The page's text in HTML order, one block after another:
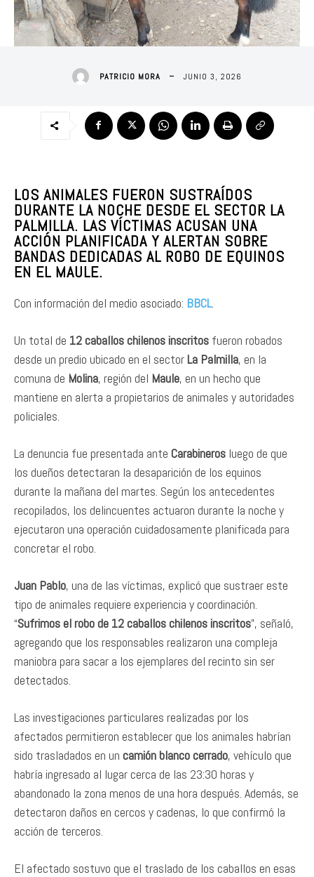
PATRICIO MORA JUNIO 3, 2026
LOS ANIMALES FUERON SUSTRAÍDOS
DURANTE LA NOCHE DESDE EL SECTOR LA
PALMILLA. LAS VÍCTIMAS ACUSAN UNA
ACCIÓN PLANIFICADA Y ALERTAN SOBRE
BANDAS DEDICADAS AL ROBO DE EQUINOS
EN EL MAULE.
Con información del medio asociado: BBCL.
Un total de 12 caballos chilenos inscritos fueron robados
desde un predio ubicado en el sectorLa Palmilla, en la
comuna de Molina, región del Maule, en un hecho que
mantiene en alerta a propietarios de animales y autoridades
policiales.
La denuncia fue presentada ante Carabineros luego de que
los dueños detectaran la desaparición de los equinos
durante la mañana del martes. Según los antecedentes
recopilados, los delincuentes actuaron durante la noche y
ejecutaron una operación cuidadosamente planificada para
concretar el robo.
Juan Pablo, una de las víctimas, explicó que sustraer este
tipo de animales requiere experiencia y coordinación.
“Sufrimos el robo de 12 caballos chilenos inscritos”, señaló,
agregando que los responsables realizaron una compleja
maniobra para sacar a los ejemplares del recinto sin ser
detectados.
Las investigaciones particulares realizadas por los
afectados permitieron establecer que los animales habrían
sido trasladados en un camión blanco cerrado, vehículo que
habría ingresado al lugar cerca de las 23:30 horas y
abandonado la zona menos de una hora después. Además, se
detectaron daños en cercos y cadenas, lo que confirmó la
acción de terceros.
El afectado sostuvo que el traslado de los caballos en esas